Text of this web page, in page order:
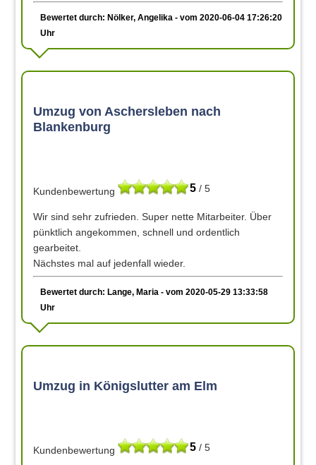
Bewertet durch: Nölker, Angelika - vom 2020-06-04 17:26:20
Uhr
Umzug von Aschersleben nach
Blankenburg
5 / 5
Kundenbewertung
Wir sind sehr zufrieden. Super nette Mitarbeiter. Über
pünktlich angekommen, schnell und ordentlich
gearbeitet.
Nächstes mal auf jedenfall wieder.
Bewertet durch: Lange, Maria - vom 2020-05-29 13:33:58
Uhr
Umzug in Königslutter am Elm
5 / 5
Kundenbewertung